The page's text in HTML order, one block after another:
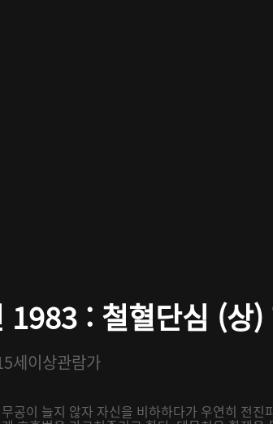
1983 : 철혈단심 (상)
세이상관람가
공이 늘지 않자 자신을 비하하다가 우연히 전진